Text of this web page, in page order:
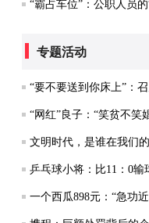
“霸占车位”：公职人员的
专题活动
“要不要送到你床上”：
“网红”良子：“笑贫不笑
文明时代，是谁在我们
乒乓球小将：比11：0输
一个西瓜898元：“急功近